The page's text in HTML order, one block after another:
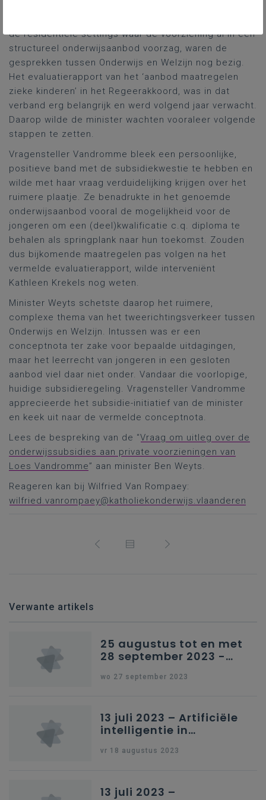
de residentiële settings waar de voorziening al in een
structureel onderwijsaanbod voorzag, waren de
gesprekken tussen Onderwijs en Welzijn nog bezig.
Het evaluatierapport van het ‘aanbod maatregelen
zieke kinderen’ in het Regeerakkoord, was in dat
verband erg belangrijk en werd volgend jaar verwacht.
Daarop wilde de minister wachten vooraleer volgende
stappen te zetten.
Vragensteller Vandromme bleek een persoonlijke,
positieve band met de subsidiekwestie te hebben en
wilde met haar vraag verduidelijking krijgen over het
ruimere plaatje. Ze benadrukte in het genoemde
onderwijsaanbod vooral de mogelijkheid voor de
jongeren om een (deel)kwalificatie c.q. diploma te
behalen als springplank naar hun toekomst. Zouden
dus bijkomende maatregelen pas volgen na het
vermelde evaluatierapport, wilde interveniënt
Kathleen Krekels nog weten.
Minister Weyts schetste daarop het ruimere,
complexe thema van het tweerichtingsverkeer tussen
Onderwijs en Welzijn. Intussen was er een
conceptnota ter zake voor bepaalde uitdagingen,
maar het leerrecht van jongeren in een gesloten
aanbod viel daar niet onder. Vandaar die voorlopige,
huidige subsidieregeling. Vragensteller Vandromme
apprecieerde het subsidie-initiatief van de minister
en keek uit naar de vermelde conceptnota.
Lees de bespreking van de “Vraag om uitleg over de
onderwijssubsidies aan private voorzieningen van
Loes Vandromme” aan minister Ben Weyts.
Reageren kan bij Wilfried Van Rompaey:
wilfried.vanrompaey@katholiekonderwijs.vlaanderen
Verwante artikels
25 augustus tot en met
28 september 2023 -
wo 27 september 2023
13 juli 2023 – Artificiële
intelligentie in
vr 18 augustus 2023
13 juli 2023 –